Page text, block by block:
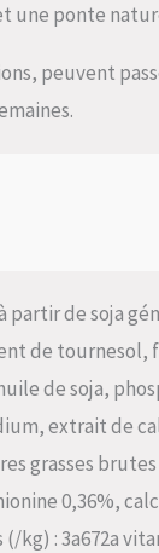
une ponte
peuvent
partir de soja
de tournesol,
de soja,
extrait de
grasses
0,36%,
: 3a672a